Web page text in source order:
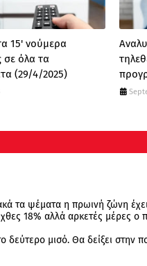
15' νούμερα
σε όλα τα
(29/4/2025)
τα ψέματα η πρωινή ζώνη
18% αλλά αρκετές μέρες ο
μισό. Θα δείξει στην